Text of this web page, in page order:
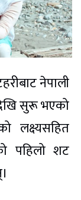
नेपाली
सुरू भएको
लक्ष्यसहित
पहिलो शट